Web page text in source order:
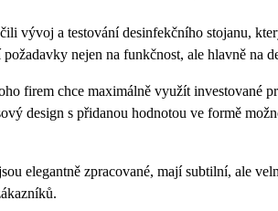
vývoj a testování desinfekčního stojanu,
nejen na funkčnost, ale hlavně na
firem chce maximálně využít investované
design s přidanou hodnotou ve formě
elegantně zpracované, mají subtilní, ale